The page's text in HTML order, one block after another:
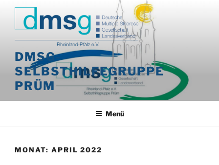
Zum
springen
DMSG-
SELBSTHILFEGRUPPE
PRÜM
Menü
MONAT: APRIL 2022